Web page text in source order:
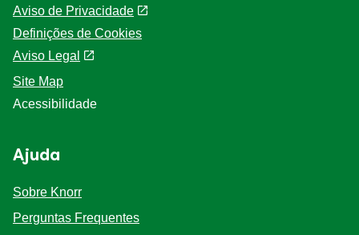
Aviso de Privacidade
Definições de Cookies
Aviso Legal
Site Map
Acessibilidade
Ajuda
Sobre Knorr
Perguntas Frequentes